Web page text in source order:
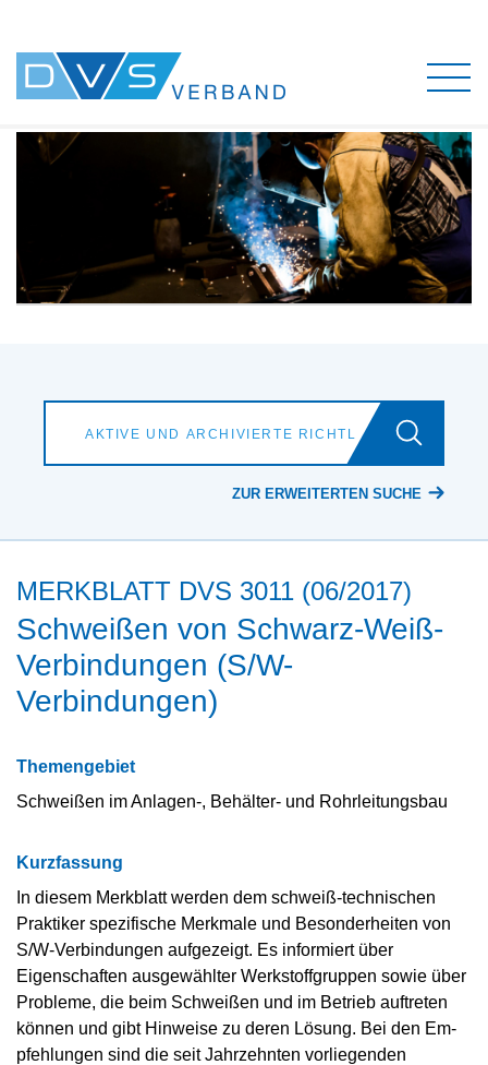
ZUR ERWEITERTEN SUCHE
MERKBLATT DVS 3011 (06/2017)
Schweißen von Schwarz-Weiß-
Verbindungen (S/W-
Verbindungen)
Themengebiet
Schweißen im Anlagen-, Behälter- und Rohrleitungsbau
Kurzfassung
In diesem Merkblatt werden dem schweiß-technischen
Praktiker spezifische Merkmale und Besonderheiten von
S/W-Verbindungen aufgezeigt. Es informiert über
Eigenschaften ausgewählter Werkstoffgruppen sowie über
Probleme, die beim Schweißen und im Betrieb auftreten
können und gibt Hinweise zu deren Lösung. Bei den Em-
pfehlungen sind die seit Jahrzehnten vorliegenden